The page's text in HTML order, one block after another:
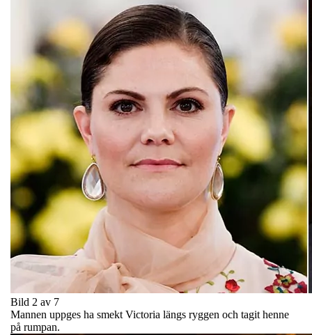
Bild 2 av 7
Mannen uppges ha smekt Victoria längs ryggen och tagit henne
på rumpan.